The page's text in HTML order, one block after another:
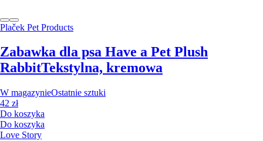
Plaček Pet Products
Zabawka dla psa Have a Pet Plush
RabbitTekstylna, kremowa
W magazynieOstatnie sztuki
42 zł
Do koszyka
Do koszyka
Love Story